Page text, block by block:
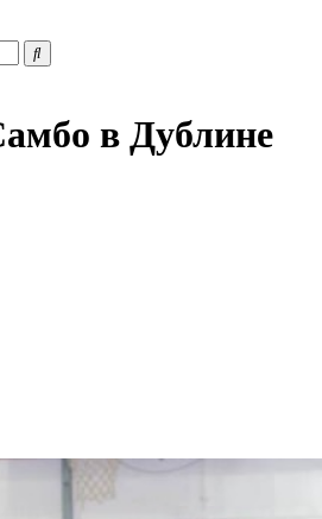
в Дублине